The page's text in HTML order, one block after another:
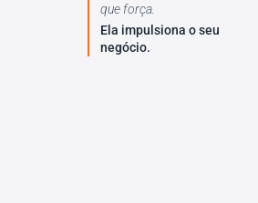
que força.
Ela impulsiona o seu
negócio.